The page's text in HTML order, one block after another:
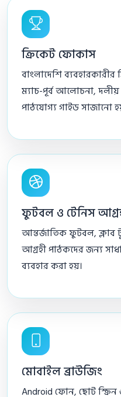
ক্রিকেট ফোকাস
বাংলাদেশি
ম্যাচ-পূর্ব আলোচনা, দলীয়
পাঠযোগ্য গাইড সাজানো
ফুটবল ও টেনিস
আন্তর্জাতিক ফুটবল, ক্লাব
আগ্রহী পাঠকদের জন্য
ব্যবহার করা হয়।
মোবাইল ব্রাউজিং
Android ফোন, ছোট স্ক্রিন